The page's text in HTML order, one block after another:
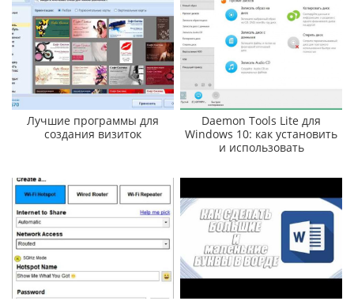
Лучшие программы для
создания визиток
Daemon Tools Lite для
Windows 10: как установить
и использовать